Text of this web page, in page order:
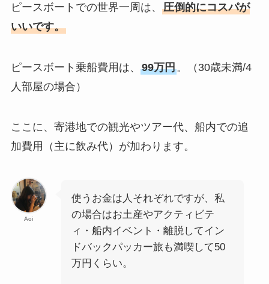
ピースボートでの世界一周は、 圧倒的にコスパが
いいです。
ピースボート乗船費用は、 99万円。（30歳未満/4
人部屋の場合）
ここに、寄港地での観光やツアー代、船内での追
加費用（主に飲み代）が加わります。
Aoi
使うお金は人それぞれですが、私
の場合はお土産やアクティビテ
ィ・船内イベント・離脱してイン
ドバックパッカー旅も満喫して50
万円くらい。